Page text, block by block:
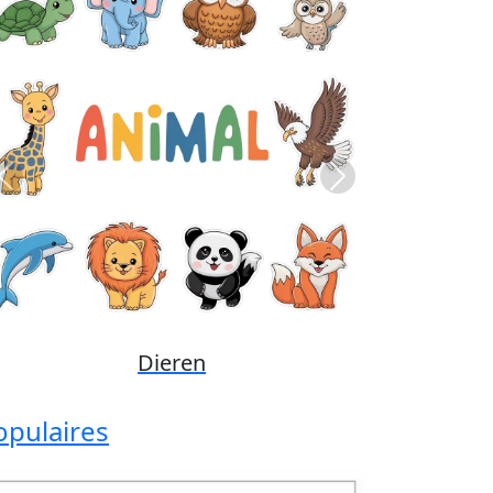
Disney
Previous Next